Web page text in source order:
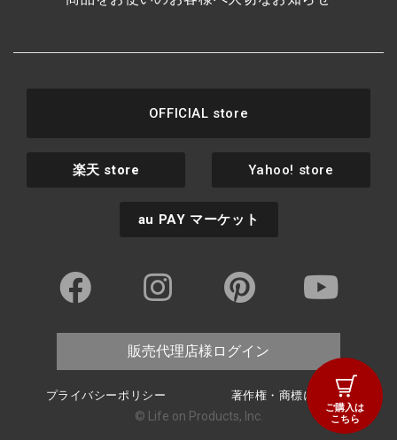
ご購入は
こちら
OFFICIAL store
楽天 store Yahoo! store
au PAY マーケット
販売代理店様ログイン
プライバシーポリシー 著作権・商標について
© Life on Products, Inc.